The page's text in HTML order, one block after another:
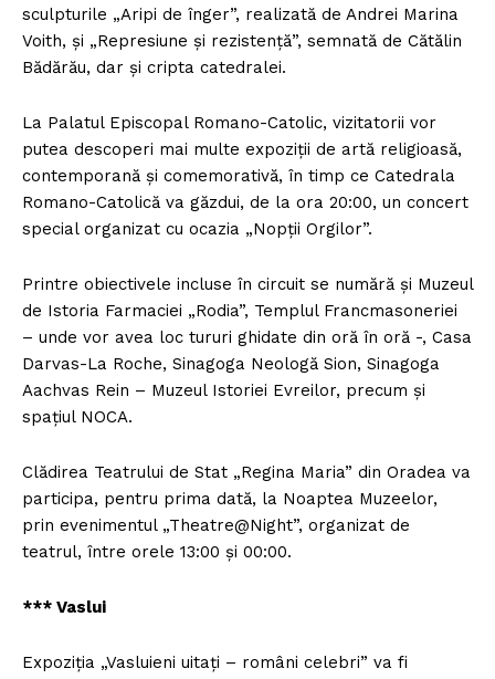
sculpturile „Aripi de înger”, realizată de Andrei Marina
Voith, şi „Represiune şi rezistenţă”, semnată de Cătălin
Bădărău, dar şi cripta catedralei.
La Palatul Episcopal Romano-Catolic, vizitatorii vor
putea descoperi mai multe expoziţii de artă religioasă,
contemporană şi comemorativă, în timp ce Catedrala
Romano-Catolică va găzdui, de la ora 20:00, un concert
special organizat cu ocazia „Nopţii Orgilor”.
Printre obiectivele incluse în circuit se numără şi Muzeul
de Istoria Farmaciei „Rodia”, Templul Francmasoneriei
– unde vor avea loc tururi ghidate din oră în oră -, Casa
Darvas-La Roche, Sinagoga Neologă Sion, Sinagoga
Aachvas Rein – Muzeul Istoriei Evreilor, precum şi
spaţiul NOCA.
Clădirea Teatrului de Stat „Regina Maria” din Oradea va
participa, pentru prima dată, la Noaptea Muzeelor,
prin evenimentul „Theatre@Night”, organizat de
teatrul, între orele 13:00 şi 00:00.
*** Vaslui
Expoziţia „Vasluieni uitaţi – români celebri” va fi